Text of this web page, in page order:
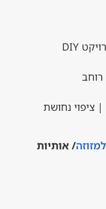
נחושת
/ אותיות